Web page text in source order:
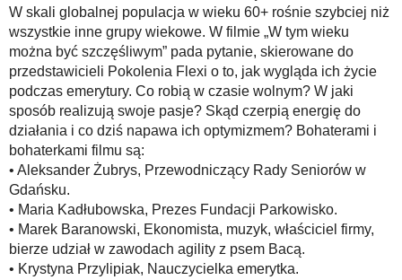
W skali globalnej populacja w wieku 60+ rośnie szybciej niż
wszystkie inne grupy wiekowe. W filmie „W tym wieku
można być szczęśliwym” pada pytanie, skierowane do
przedstawicieli Pokolenia Flexi o to, jak wygląda ich życie
podczas emerytury. Co robią w czasie wolnym? W jaki
sposób realizują swoje pasje? Skąd czerpią energię do
działania i co dziś napawa ich optymizmem? Bohaterami i
bohaterkami filmu są:
• Aleksander Żubrys, Przewodniczący Rady Seniorów w
Gdańsku.
• Maria Kadłubowska, Prezes Fundacji Parkowisko.
• Marek Baranowski, Ekonomista, muzyk, właściciel firmy,
bierze udział w zawodach agility z psem Bacą.
• Krystyna Przylipiak, Nauczycielka emerytka.